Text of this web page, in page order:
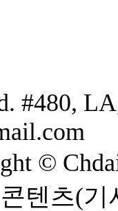
#480,
©
텐츠(